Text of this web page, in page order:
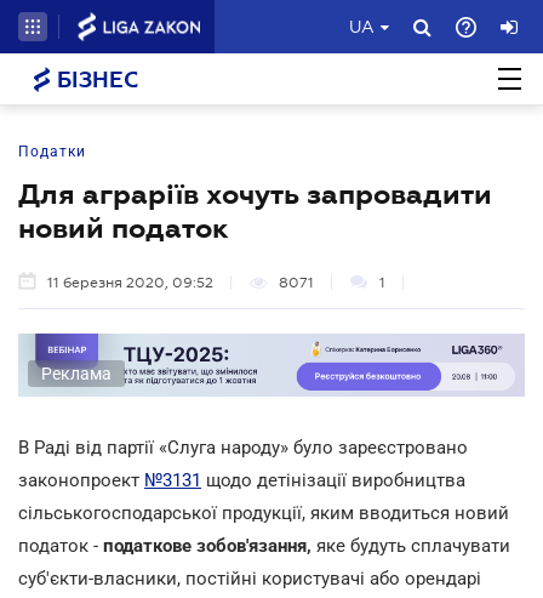
UA
БІЗНЕС
Податки
Для аграріїв хочуть запровадити
новий податок
11 березня 2020, 09:52 8071 1
Реклама
В Раді від партії «Слуга народу» було зареєстровано
законопроект №3131 щодо детінізації виробництва
сільськогосподарської продукції, яким вводиться новий
податок - податкове зобов'язання, яке будуть сплачувати
суб'єкти-власники, постійні користувачі або орендарі